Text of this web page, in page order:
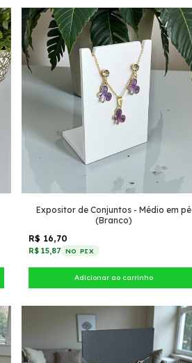
Expositor de Conjuntos - Médio em pé
(Branco)
R$ 16,70
R$ 15,87 NO PIX